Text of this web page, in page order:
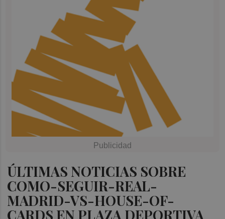
ÚLTIMAS NOTICIAS SOBRE
COMO-SEGUIR-REAL-
MADRID-VS-HOUSE-OF-
CARDS EN PLAZA DEPORTIVA